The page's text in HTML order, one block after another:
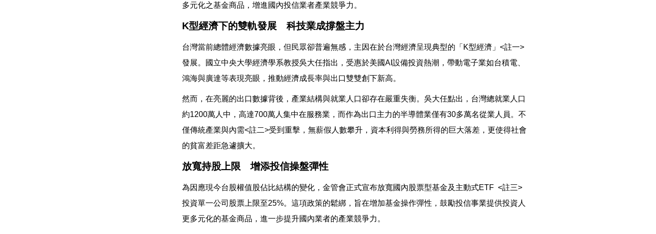
多元化之基金商品，增進國內投信業者產業競爭力。
K型經濟下的雙軌發展 科技業成撐盤主力
台灣當前總體經濟數據亮眼，但民眾卻普遍無感，主因在於台灣經濟呈現典型的「K型經濟」<註一>
發展。國立中央大學經濟學系教授吳大任指出，受惠於美國AI設備投資熱潮，帶動電子業如台積電、
鴻海與廣達等表現亮眼，推動經濟成長率與出口雙雙創下新高。
然而，在亮麗的出口數據背後，產業結構與就業人口卻存在嚴重失衡。吳大任點出，台灣總就業人口
約1200萬人中，高達700萬人集中在服務業，而作為出口主力的半導體業僅有30多萬名從業人員。不
僅傳統產業與內需<註二>受到重擊，無薪假人數攀升，資本利得與勞務所得的巨大落差，更使得社會
的貧富差距急遽擴大。
放寬持股上限 增添投信操盤彈性
為因應現今台股權值股佔比結構的變化，金管會正式宣布放寬國內股票型基金及主動式ETF <註三>
投資單一公司股票上限至25%。這項政策的鬆綁，旨在增加基金操作彈性，鼓勵投信事業提供投資人
更多元化的基金商品，進一步提升國內業者的產業競爭力。